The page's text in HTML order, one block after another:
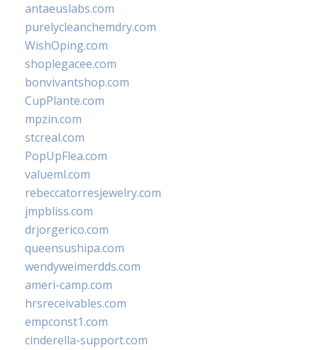
antaeuslabs.com
purelycleanchemdry.com
WishOping.com
shoplegacee.com
bonvivantshop.com
CupPlante.com
mpzin.com
stcreal.com
PopUpFlea.com
valueml.com
rebeccatorresjewelry.com
jmpbliss.com
drjorgerico.com
queensushipa.com
wendyweimerdds.com
ameri-camp.com
hrsreceivables.com
empconst1.com
cinderella-support.com